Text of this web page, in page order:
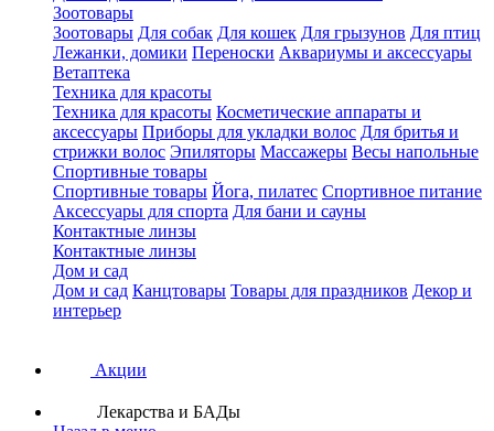
Зоотовары
Зоотовары Для собак Для кошек Для грызунов Для птиц
Лежанки, домики Переноски Аквариумы и аксессуары
Ветаптека
Техника для красоты
Техника для красоты Косметические аппараты и
аксессуары Приборы для укладки волос Для бритья и
стрижки волос Эпиляторы Массажеры Весы напольные
Спортивные товары
Спортивные товары Йога, пилатес Спортивное питание
Аксессуары для спорта Для бани и сауны
Контактные линзы
Контактные линзы
Дом и сад
Дом и сад Канцтовары Товары для праздников Декор и
интерьер
Акции
Лекарства и БАДы